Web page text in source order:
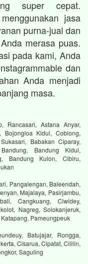
super cepat.
jasa
purna-jual dan
merasa puas.
pada kami, Anda
dan
Anda menjadi
masa.
Rancasari, Astana Anyar,
Bojongloa Kidul, Coblong,
Babakan Ciparay,
Bandung Kidul,
Bandung Kulon, Cibiru,
Pangalengan, Baleendah,
Majalaya, Pasirjambu,
Cangkuang, Ciwidey,
Nagreg, Solokanjeruk,
Pameungpeuk
Batujajar, Rongga,
Cisarua, Cipatat, Cililin,
Saguling